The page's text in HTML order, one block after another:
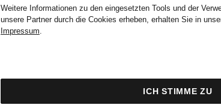
Weitere Informationen zu den eingesetzten Tools und der
unsere Partner durch die Cookies erheben, erhalten Sie in
Impressum.
ICH STIMME ZU